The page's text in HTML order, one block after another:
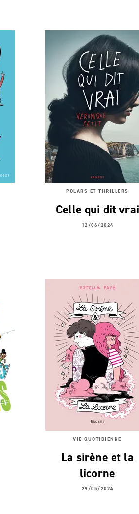
POLARS ET THRILLERS
Celle qui dit vrai
12/06/2024
VIE QUOTIDIENNE
La sirène et la
licorne
29/05/2024